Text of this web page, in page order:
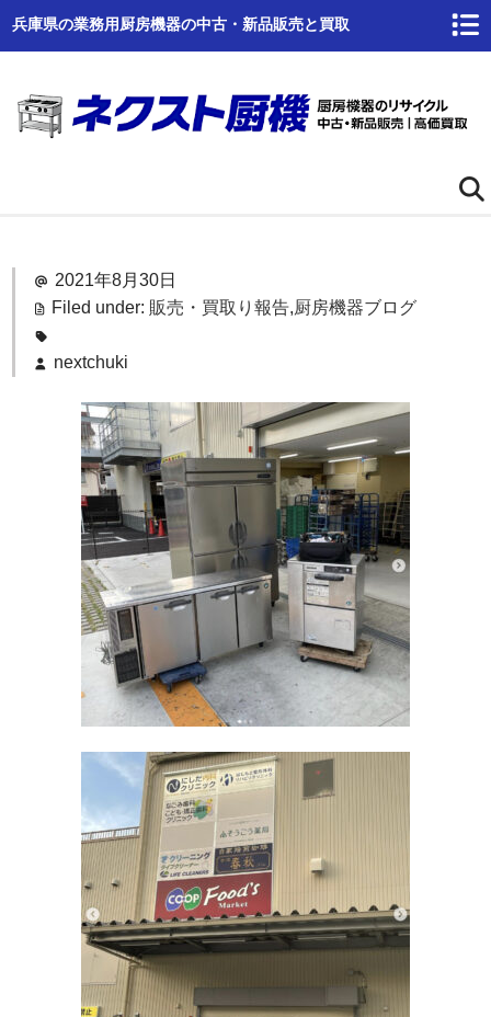
兵庫県の業務用厨房機器の中古・新品販売と買取
ネクスト厨機とは
商品一覧
高価買取
商品倉庫
事業案内
ブログ
お問い合わせ
2021年8月30日
Filed under: 販売・買取り報告,厨房機器ブログ
nextchuki